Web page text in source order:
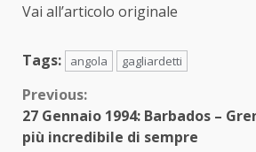
Vai all’articolo originale
Tags: angola gagliardetti
Continue
Reading
Previous:
27 Gennaio 1994: Barbados –
più incredibile di sempre